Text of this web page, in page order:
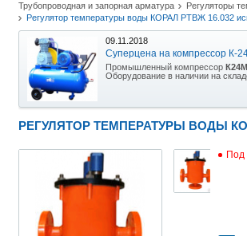
Трубопроводная и запорная арматура
Регуляторы
Регулятор температуры воды КОРАЛ РТВЖ 16.032
09.11.2018
Суперцена на компрессор К-
Промышленный компрессор К24М
Оборудование в наличии на
15.10.2018
Уникальная возможность
05.09.2018
Новое поступление на склад
Насосы Calpeda в НАЛИЧИИ
https://www.1nasos.ru/
РЕГУЛЯТОР ТЕМПЕРАТУРЫ ВОДЫ
Под